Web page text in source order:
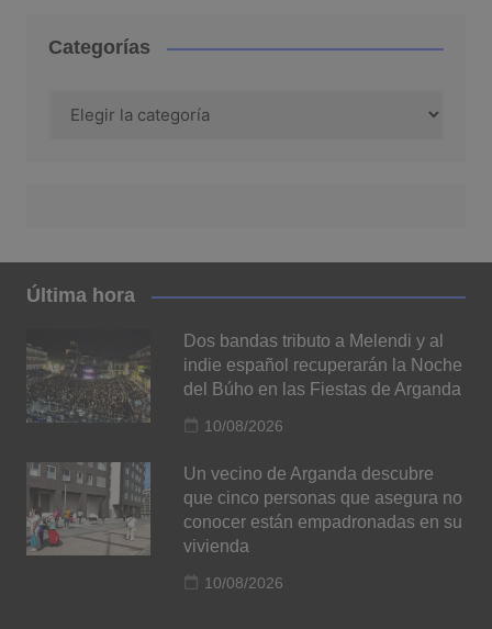
Categorías
Última hora
Dos bandas tributo a Melendi y al
indie español recuperarán la Noche
del Búho en las Fiestas de Arganda
10/08/2026
Un vecino de Arganda descubre
que cinco personas que asegura no
conocer están empadronadas en su
vivienda
10/08/2026